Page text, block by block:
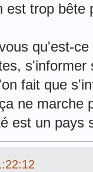
est trop
qu'est-
fait que
ne marche
est un pays